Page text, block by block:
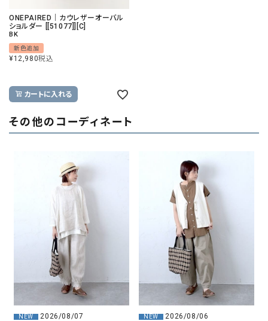
ONEPAIRED｜カウレザーオーバル
ショルダー [[51077]][C]
BK
新色追加
¥12,980税込
カートに入れる
その他のコーディネート
NEW 2026/08/07 NEW 2026/08/06